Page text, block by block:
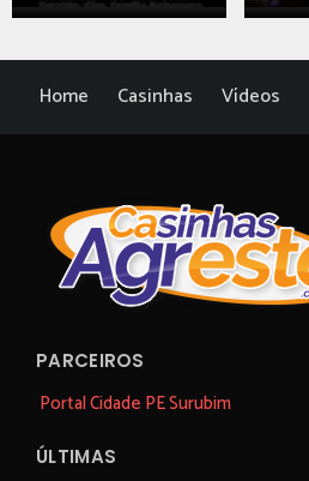
Home Casinhas Vídeos
PARCEIROS
Portal Cidade PE Surubim
ÚLTIMAS